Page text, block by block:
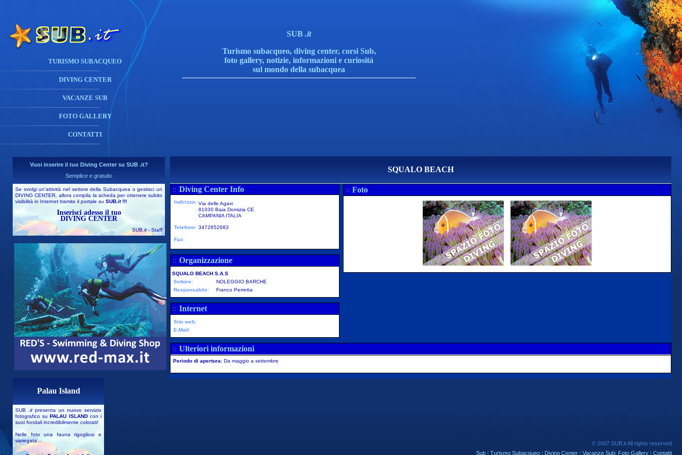
TURISMO SUBACQUEO
DIVING CENTER
VACANZE SUB
FOTO GALLERY
CONTATTI
Vuoi inserire il tuo Diving Center su SUB .it?
Semplice e gratuito
Se svolgi un'attività nel settore della Subacquea o gestisci un
DIVING CENTER, allora compila la scheda per ottenere subito
visibilità in Internet tramite il portale su SUB .it!!!
Inserisci adesso il tuo
DIVING CENTER
SUB.it- Staff
Palau Island
SUB .it presenta un nuovo servizio
fotografico suPALAU ISLANDcon i
suoi fondali incredibilmente colorati!
Nelle foto una fauna rigogliosi e
variegata...
SUB .it
Turismo subacqueo, diving center, corsi Sub,
foto gallery, notizie, informazioni e curiosità
sul mondo della subacquea
SQUALO BEACH
:: Diving Center Info
Indirizzo: Via delle Agavi
81030 Baia Domizia CE
CAMPANIA ITALIA
Telefono: 3472652683
Fax:
:: Organizzazione
SQUALO BEACH S.A.S
Settore:
NOLEGGIO BARCHE
Responsabile:
Franco Perretta
:: Internet
Sito web:
E-Mail:
:: Foto
:: Ulteriori informazioni
Periodo di apertura: Da maggio a settembre
© 2007 SUB.it All rights reserved
Sub | Turismo Subacqueo | Diving Center | Vacanze Sub| Foto Gallery | Contatti